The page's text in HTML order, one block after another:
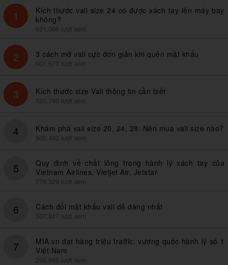
1
Kích thước vali size 24 có được xách tay lên máy bay
không?
621,066 lượt xem
2 3 cách mở vali cực đơn giản khi quên mật khẩu
601,573 lượt xem
3 Kích thước size Vali thông tin cần biết
520,740 lượt xem
4 Khám phá vali size 20, 24, 28: Nên mua vali size nào?
500,493 lượt xem
5
Quy định về chất lỏng trong hành lý xách tay của
Vietnam Airlines, Vietjet Air, Jetstar
374,329 lượt xem
6 Cách đổi mật khẩu vali dễ dàng nhất
307,847 lượt xem
7
MIA.vn đạt hàng triệu traffic: vương quốc hành lý số 1
Việt Nam
298,986 lượt xem